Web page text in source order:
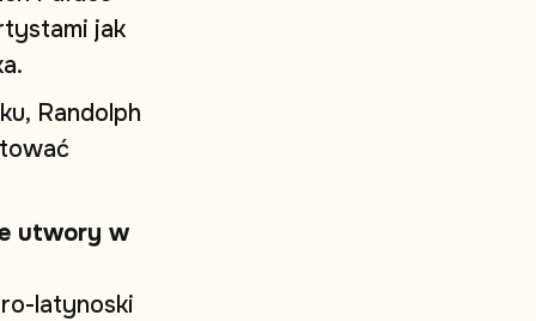
tystami jak
a.
ku, Randolph
tować
utwory w
ro-latynoski